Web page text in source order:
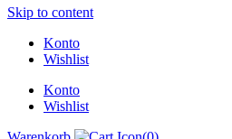
Skip to content
Konto
Wishlist
Konto
Wishlist